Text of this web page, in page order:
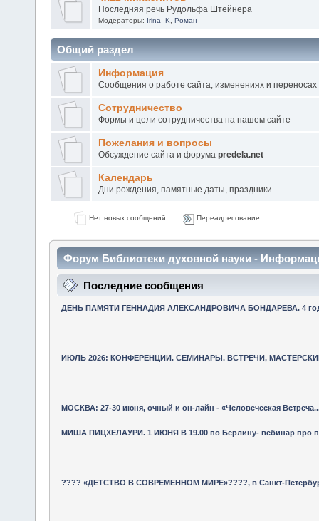
Последняя речь Рудольфа Штейнера
Модераторы: Irina_K Роман
Общий раздел
Информация
Сообщения о работе сайта, изменениях и переносах
Сотрудничество
Формы и цели сотрудничества на нашем сайте
Пожелания и вопросы
Обсуждение сайта и форума predela.net
Календарь
Дни рождения, памятные даты, праздники
Нет новых сообщений Переадресование
Форум Библиотеки духовной науки -
Последние сообщения
ДЕНЬ ПАМЯТИ ГЕННАДИЯ АЛЕКСАНДРОВИЧА БОНДАРЕВА. 4 года
ИЮЛЬ 2026: КОНФЕРЕНЦИИ. СЕМИНАРЫ. ВСТРЕЧИ,
МОСКВА: 27-30 июня, очный и он-лайн - «Человеческая
МИША ПИЦХЕЛАУРИ. 1 ИЮНЯ В 19.00 по Берлину- вебинар про
???? «ДЕТСТВО В СОВРЕМЕННОМ МИРЕ»????, в Санкт-